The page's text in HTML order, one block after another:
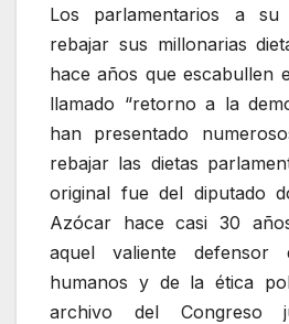
Los parlamentarios a
rebajar sus millonarias
hace años que escabullen
llamado “retorno a la
han presentado
rebajar las dietas
original fue del diputado
Azócar hace casi 30
aquel valiente defensor
humanos y de la ética
archivo del Congreso